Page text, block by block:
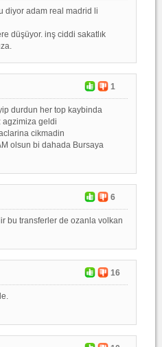
diyor adam real madrid li
düşüyor. inş ciddi sakatlık
1
durdun her top kaybinda
agzimiza geldi
cikmadin
olsun bi dahada Bursaya
6
bu transferler de ozanla volkan
16